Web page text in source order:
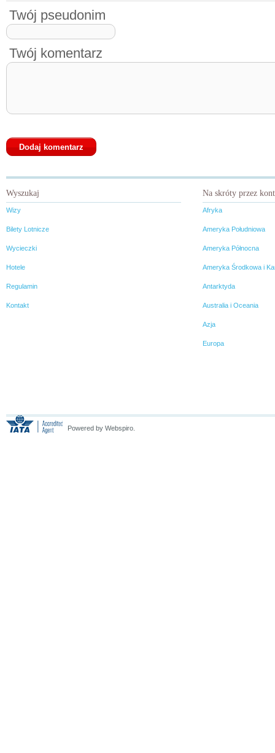
Twój pseudonim
Twój komentarz
Wyszukaj
Wizy
Bilety Lotnicze
Wycieczki
Hotele
Regulamin
Kontakt
Na skróty przez
Afryka
Ameryka Południowa
Ameryka Północna
Ameryka Środkowa i
Antarktyda
Australia i Oceania
Azja
Europa
Powered by Webspiro.